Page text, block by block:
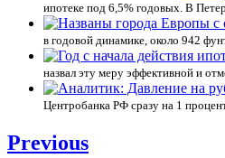
ипотеке под 6,5% годовых. В
в годовой динамике, около 942
назвал эту меру эффективной и
Центробанка РФ сразу на 1
Навигация
Previous